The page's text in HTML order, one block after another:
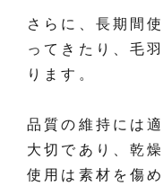
さらに、長期間
ってきたり、毛
ります。
品質の維持には
大切であり、乾
使用は素材を傷